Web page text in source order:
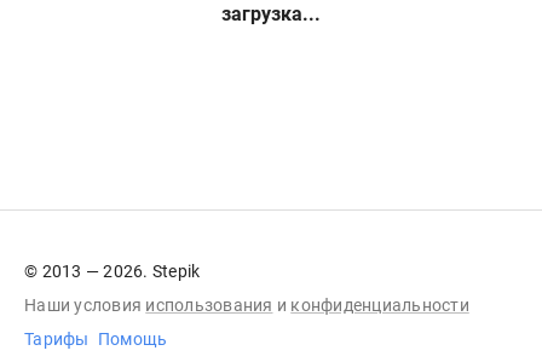
загрузка...
© 2013 — 2026. Stepik
Наши условия использования и конфиденциальности
Тарифы
Помощь